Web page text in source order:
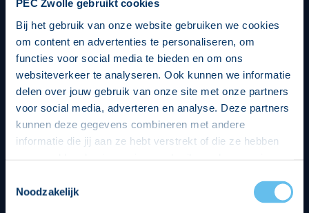
PEC Zwolle gebruikt cookies
Bij het gebruik van onze website gebruiken we cookies
om content en advertenties te personaliseren, om
functies voor social media te bieden en om ons
websiteverkeer te analyseren. Ook kunnen we informatie
delen over jouw gebruik van onze site met onze partners
voor social media, adverteren en analyse. Deze partners
kunnen deze gegevens combineren met andere
informatie die jij aan ze hebt verstrekt of die ze hebben
op een veilige en integere wijze. Je kunt je toestemming
beheren op de privacy- en cookieverklaring pagina.
Noodzakelijk